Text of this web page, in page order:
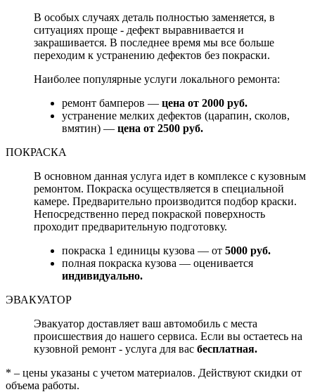
В особых случаях деталь полностью заменяется, в
ситуациях проще - дефект выравнивается и
закрашивается. В последнее время мы все больше
переходим к устранению дефектов без покраски.
Наиболее популярные услуги локального ремонта:
ремонт бамперов — цена от 2000 руб.
устранение мелких дефектов (царапин, сколов,
вмятин) — цена от 2500 руб.
ПОКРАСКА
В основном данная услуга идет в комплексе с кузовным
ремонтом. Покраска осуществляется в специальной
камере. Предварительно производится подбор краски.
Непосредственно перед покраской поверхность
проходит предварительную подготовку.
покраска 1 единицы кузова — от 5000 руб.
полная покраска кузова — оценивается
индивидуально.
ЭВАКУАТОР
Эвакуатор доставляет ваш автомобиль с места
происшествия до нашего сервиса. Если вы остаетесь на
кузовной ремонт - услуга для вас бесплатная.
* – цены указаны с учетом материалов. Действуют скидки от
объема работы.